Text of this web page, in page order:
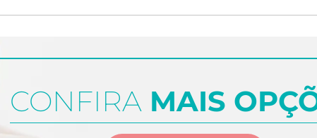
CONFIRA MAIS